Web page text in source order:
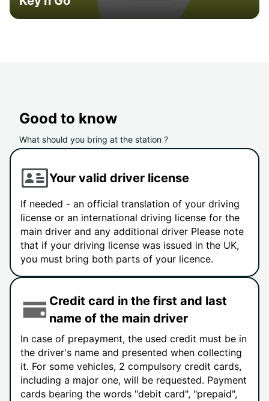
Good to know
What should you bring at the station ?
Your valid driver license
If needed - an official translation of your driving
license or an international driving license for the
main driver and any additional driver Please note
that if your driving license was issued in the UK,
you must bring both parts of your licence.
Credit card in the first and last
name of the main driver
In case of prepayment, the used credit must be in
the driver's name and presented when collecting
it. For some vehicles, 2 compulsory credit cards,
including a major one, will be requested. Payment
cards bearing the words "debit card", "prepaid",